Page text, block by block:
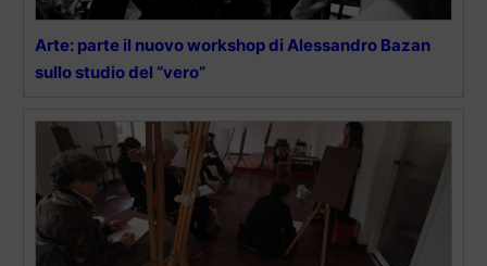
Arte: parte il nuovo workshop di Alessandro Bazan
sullo studio del “vero”